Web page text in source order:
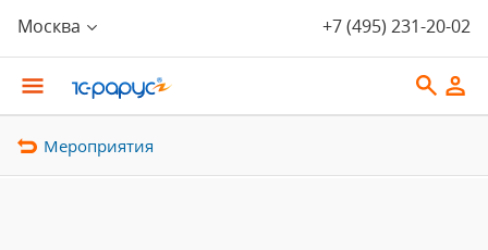
Москва +7 (495) 231-20-02
Мероприятия